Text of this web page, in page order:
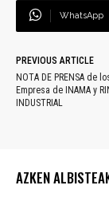
WhatsApp
PREVIOUS ARTICLE
NOTA DE PRENSA de
Empresa de INAMA y
INDUSTRIAL
AZKEN